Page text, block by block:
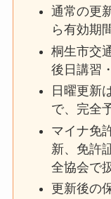
通常の更
ら有効期
桐生市交
後日講習
日曜更新
で、完全
マイナ免
新、免許
全協会で
更新後の